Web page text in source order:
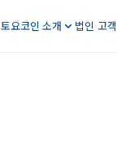
토요코인 소개 법인 고객